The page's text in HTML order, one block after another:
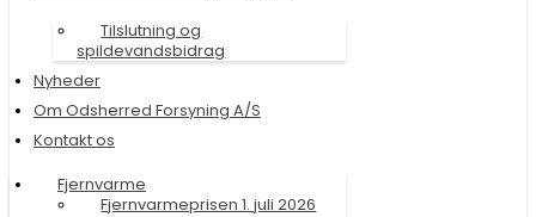
Tilslutning og
spildevandsbidrag
Nyheder
Om Odsherred Forsyning A/S
Kontakt os
Fjernvarme
Fjernvarmeprisen 1. juli 2026